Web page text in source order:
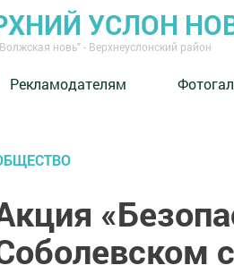
УСЛОН
новь" - Верхнеуслонский район
Рекламодателям